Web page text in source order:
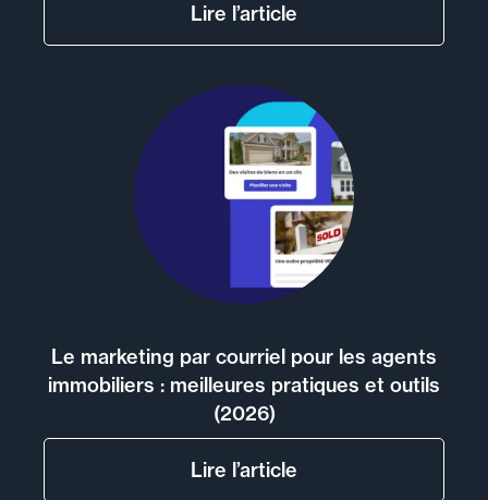
Lire l’article
Le marketing par courriel pour les agents
immobiliers : meilleures pratiques et outils
(2026)
Lire l’article